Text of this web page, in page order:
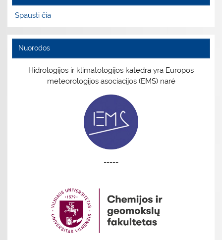
Spausti čia
Nuorodos
Hidrologijos ir klimatologijos katedra yra Europos
meteorologijos asociacijos (EMS) narė
-----